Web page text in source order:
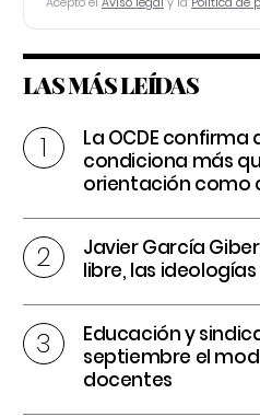
LAS MÁS LEÍDAS
La OCDE
condiciona más
orientación como
Javier García
libre, las
Educación y
septiembre el
docentes